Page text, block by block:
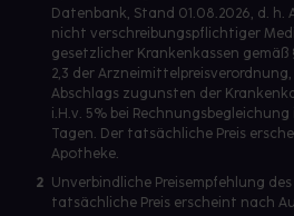
Datenbank, Stand 01.08.2026, d. h.
nicht verschreibungspflichtiger
gesetzlicher Krankenkassen gemäß §
2,3 der
Abschlags zugunsten der
i.H.v. 5% bei
Tagen. Der tatsächliche Preis
Apotheke.
2 Unverbindliche Preisempfehlung
tatsächliche Preis erscheint nach